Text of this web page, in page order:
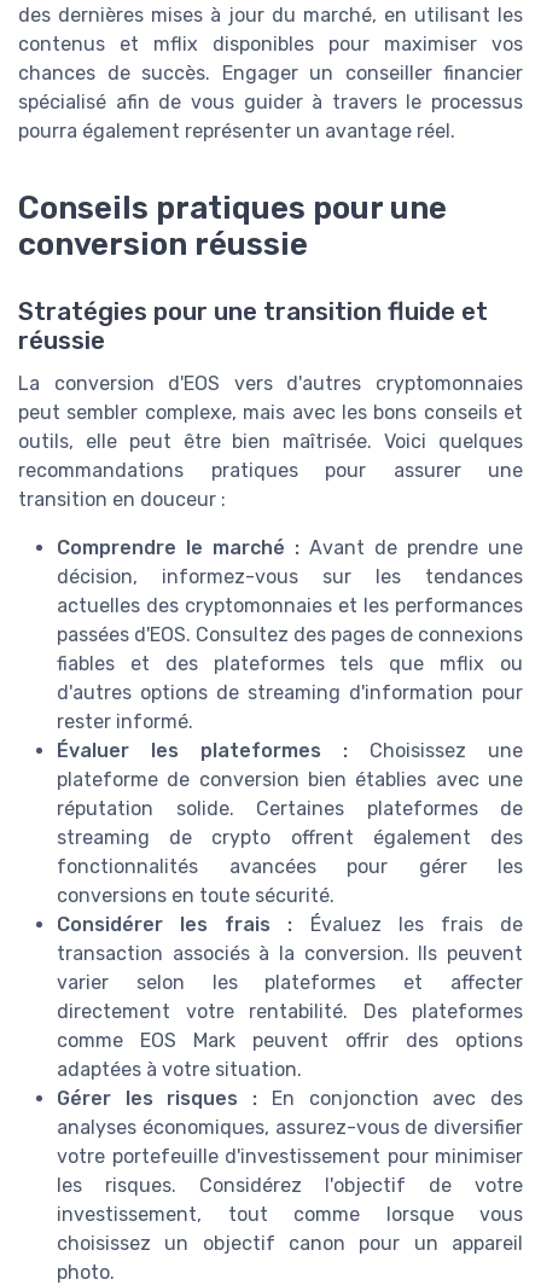
des dernières mises à jour du marché, en utilisant les
contenus et mflix disponibles pour maximiser vos
chances de succès. Engager un conseiller financier
spécialisé afin de vous guider à travers le processus
pourra également représenter un avantage réel.
Conseils pratiques pour une
conversion réussie
Stratégies pour une transition fluide et
réussie
La conversion d'EOS vers d'autres cryptomonnaies
peut sembler complexe, mais avec les bons conseils et
outils, elle peut être bien maîtrisée. Voici quelques
recommandations pratiques pour assurer une
transition en douceur :
Comprendre le marché : Avant de prendre une
décision, informez-vous sur les tendances
actuelles des cryptomonnaies et les performances
passées d'EOS. Consultez des pages de connexions
fiables et des plateformes tels que mflix ou
d'autres options de streaming d'information pour
rester informé.
Évaluer les plateformes : Choisissez une
plateforme de conversion bien établies avec une
réputation solide. Certaines plateformes de
streaming de crypto offrent également des
fonctionnalités avancées pour gérer les
conversions en toute sécurité.
Considérer les frais : Évaluez les frais de
transaction associés à la conversion. Ils peuvent
varier selon les plateformes et affecter
directement votre rentabilité. Des plateformes
comme EOS Mark peuvent offrir des options
adaptées à votre situation.
Gérer les risques : En conjonction avec des
analyses économiques, assurez-vous de diversifier
votre portefeuille d'investissement pour minimiser
les risques. Considérez l'objectif de votre
investissement, tout comme lorsque vous
choisissez un objectif canon pour un appareil
photo.